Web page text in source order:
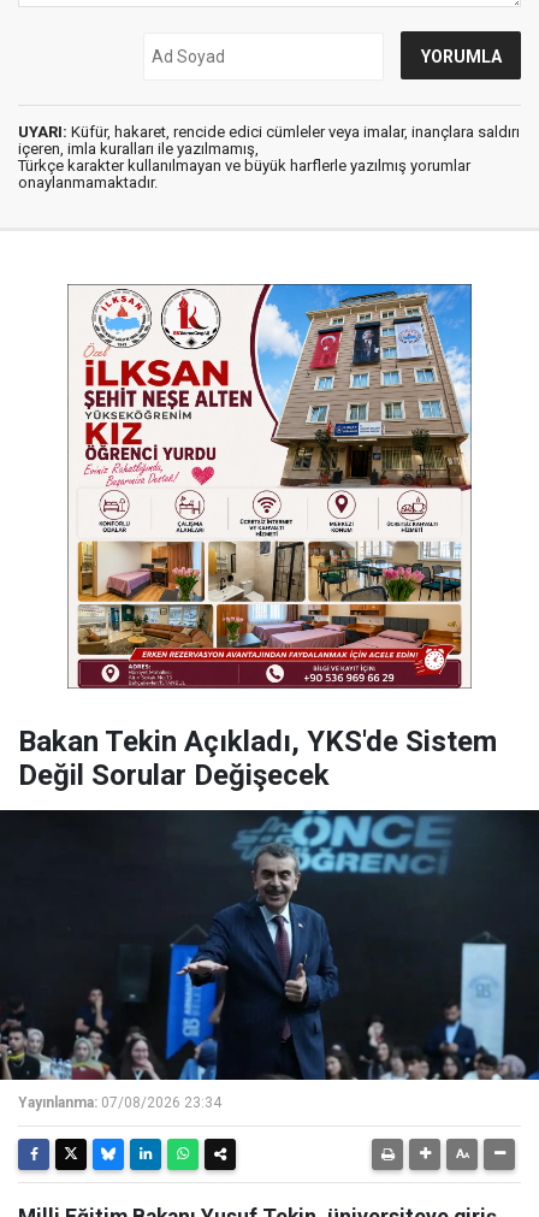
UYARI: Küfür, hakaret, rencide edici cümleler veya imalar, inançlara saldırı
içeren, imla kuralları ile yazılmamış,
Türkçe karakter kullanılmayan ve büyük harflerle yazılmış yorumlar
onaylanmamaktadır.
Bakan Tekin Açıkladı, YKS'de Sistem
Değil Sorular Değişecek
Yayınlanma: 07/08/2026 23:34